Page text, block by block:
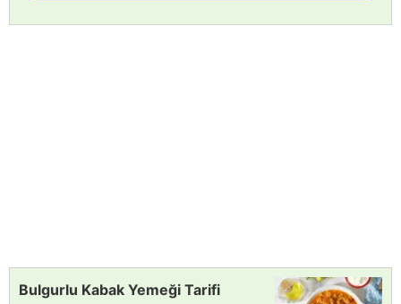
Bulgurlu Kabak Yemeği Tarifi